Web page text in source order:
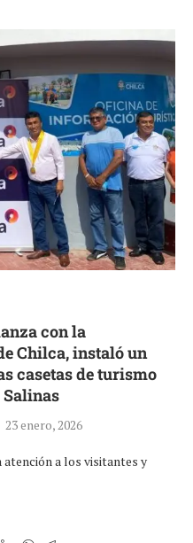
con la
Chilca, instaló un
casetas de turismo
Salinas
23 enero, 2026
a los visitantes y